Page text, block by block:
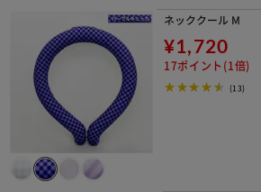
ネッククール M
¥1,720
17ポイント(1倍)
(13)